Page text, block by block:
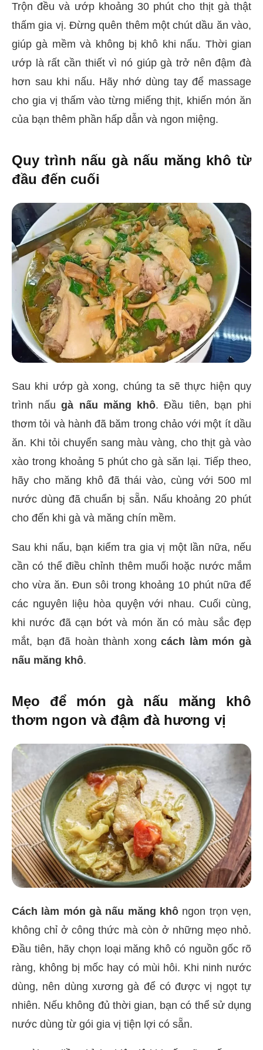
Trộn đều và ướp khoảng 30 phút cho thịt gà thật
thấm gia vị. Đừng quên thêm một chút dầu ăn vào,
giúp gà mềm và không bị khô khi nấu. Thời gian
ướp là rất cần thiết vì nó giúp gà trở nên đậm đà
hơn sau khi nấu. Hãy nhớ dùng tay để massage
cho gia vị thấm vào từng miếng thịt, khiến món ăn
của bạn thêm phần hấp dẫn và ngon miệng.
Quy trình nấu gà nấu măng khô từ
đầu đến cuối
Sau khi ướp gà xong, chúng ta sẽ thực hiện quy
trình nấugà nấu măng khô. Đầu tiên, bạn phi
thơm tỏi và hành đã băm trong chảo với một ít dầu
ăn. Khi tỏi chuyển sang màu vàng, cho thịt gà vào
xào trong khoảng 5 phút cho gà săn lại. Tiếp theo,
hãy cho măng khô đã thái vào, cùng với 500 ml
nước dùng đã chuẩn bị sẵn. Nấu khoảng 20 phút
cho đến khi gà và măng chín mềm.
Sau khi nấu, bạn kiểm tra gia vị một lần nữa, nếu
cần có thể điều chỉnh thêm muối hoặc nước mắm
cho vừa ăn. Đun sôi trong khoảng 10 phút nữa để
các nguyên liệu hòa quyện với nhau. Cuối cùng,
khi nước đã cạn bớt và món ăn có màu sắc đẹp
mắt, bạn đã hoàn thành xongcách làm món gà
nấu măng khô.
Mẹo để món gà nấu măng khô
thơm ngon và đậm đà hương vị
Cách làm món gà nấu măng khô ngon trọn vẹn,
không chỉ ở công thức mà còn ở những mẹo nhỏ.
Đầu tiên, hãy chọn loại măng khô có nguồn gốc rõ
ràng, không bị mốc hay có mùi hôi. Khi ninh nước
dùng, nên dùng xương gà để có được vị ngọt tự
nhiên. Nếu không đủ thời gian, bạn có thể sử dụng
nước dùng từ gói gia vị tiện lợi có sẵn.